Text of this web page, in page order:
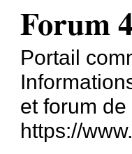
Forum
Portail
et forum
https://